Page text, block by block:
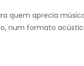
quem aprecia
num formato